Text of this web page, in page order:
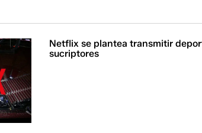
Netflix se plantea transmitir
sucriptores